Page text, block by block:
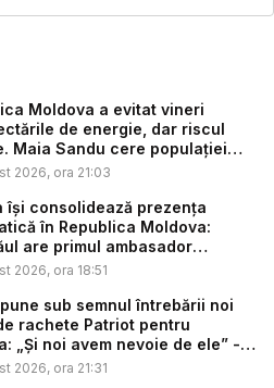
Moldova a evitat vineri
de energie, dar riscul
Maia Sandu cere populației
2026, ora 21:03
își consolidează prezența
în Republica Moldova:
are primul ambasador
2026, ora 18:51
sub semnul întrebării noi
rachete Patriot pentru
„Și noi avem nevoie de ele” -
2026, ora 21:31